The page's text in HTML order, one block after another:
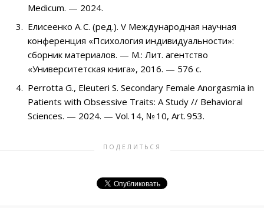
Medicum. — 2024.
Елисеенко А. С. (ред.). V Международная научная
конференция «Психология индивидуальности»:
сборник материалов. — М.: Лит. агентство
«Университетская книга», 2016. — 576 с.
Perrotta G., Eleuteri S. Secondary Female Anorgasmia in
Patients with Obsessive Traits: A Study // Behavioral
Sciences. — 2024. — Vol. 14, № 10, Art. 953.
ПОДЕЛИТЬСЯ